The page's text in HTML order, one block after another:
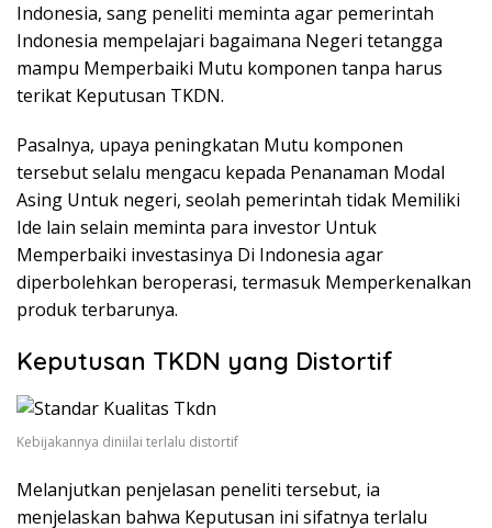
Indonesia, sang peneliti meminta agar pemerintah
Indonesia mempelajari bagaimana Negeri tetangga
mampu Memperbaiki Mutu komponen tanpa harus
terikat Keputusan TKDN.
Pasalnya, upaya peningkatan Mutu komponen
tersebut selalu mengacu kepada Penanaman Modal
Asing Untuk negeri, seolah pemerintah tidak Memiliki
Ide lain selain meminta para investor Untuk
Memperbaiki investasinya Di Indonesia agar
diperbolehkan beroperasi, termasuk Memperkenalkan
produk terbarunya.
Keputusan TKDN yang Distortif
Kebijakannya diniilai terlalu distortif
Melanjutkan penjelasan peneliti tersebut, ia
menjelaskan bahwa Keputusan ini sifatnya terlalu